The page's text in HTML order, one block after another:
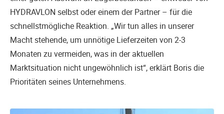
HYDRAVLON selbst oder einem der Partner – für die
schnellstmögliche Reaktion. „Wir tun alles in unserer
Macht stehende, um unnötige Lieferzeiten von 2-3
Monaten zu vermeiden, was in der aktuellen
Marktsituation nicht ungewöhnlich ist“, erklärt Boris die
Prioritäten seines Unternehmens.